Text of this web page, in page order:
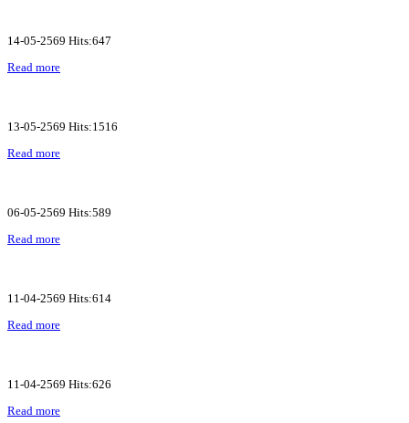
14-05-2569 Hits:647
Read more
13-05-2569 Hits:1516
Read more
06-05-2569 Hits:589
Read more
11-04-2569 Hits:614
Read more
11-04-2569 Hits:626
Read more